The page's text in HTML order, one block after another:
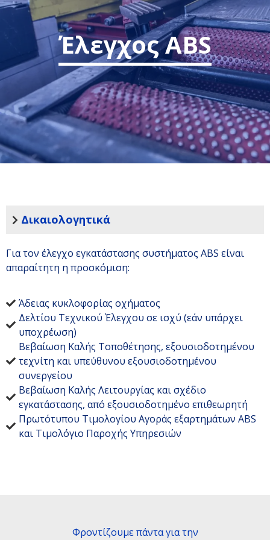
Έλεγχος ABS
Δικαιολογητικά
Για τον έλεγχο εγκατάστασης συστήματος ABS είναι
απαραίτητη η προσκόμιση:
Άδειας κυκλοφορίας οχήματος
Δελτίου Τεχνικού Έλεγχου σε ισχύ (εάν υπάρχει
υποχρέωση)
Βεβαίωση Καλής Τοποθέτησης, εξουσιοδοτημένου
τεχνίτη και υπεύθυνου εξουσιοδοτημένου
συνεργείου
Βεβαίωση Καλής Λειτουργίας και σχέδιο
εγκατάστασης, από εξουσιοδοτημένο επιθεωρητή
Πρωτότυπου Τιμολογίου Αγοράς εξαρτημάτων ABS
και Τιμολόγιο Παροχής Υπηρεσιών
Φροντίζουμε πάντα για την